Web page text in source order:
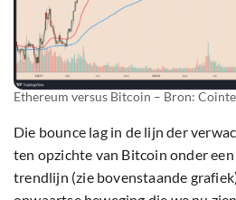
Ethereum versus Bitcoin – Bron:
Die bounce lag in de lijn der
ten opzichte van Bitcoin onder
trendlijn (zie bovenstaande